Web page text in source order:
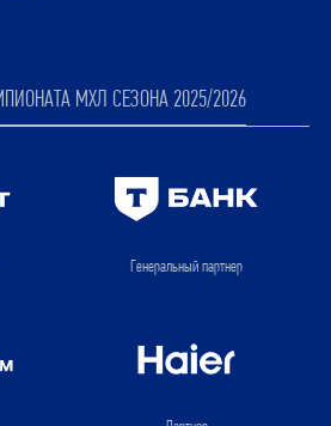
МХЛ СЕЗОНА 2025/2026
Генеральный партнер